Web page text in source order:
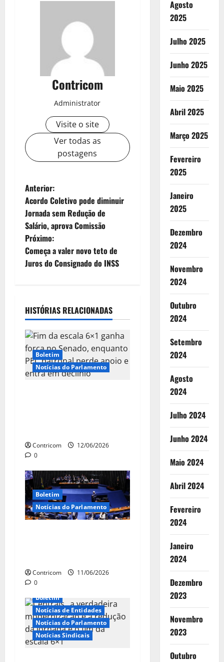
Contricom
Administrator
Visite o site
Ver todas as
postagens
N
a
v
e
ç
ã
o
d
r
t
i
g
Anterior:
Acordo Coletivo pode diminuir
Jornada sem Redução de
Salário, aprova Comissão
Próximo:
Começa a valer novo teto de
Juros do Consignado do INSS
HISTÓRIAS RELACIONADAS
Boletim
Notícias do Parlamento
Contricom
12/06/2026
0
Boletim
Notícias do Parlamento
Contricom
11/06/2026
0
Boletim
Notícias de Entidades
Notícias do Parlamento
Notícias Sindicais
Agosto
2025
Julho 2025
Junho 2025
Maio 2025
Abril 2025
Março 2025
Fevereiro
2025
Janeiro
2025
Dezembro
2024
Novembro
2024
Outubro
2024
Setembro
2024
Agosto
2024
Julho 2024
Junho 2024
Maio 2024
Abril 2024
Fevereiro
2024
Janeiro
2024
Dezembro
2023
Novembro
2023
Outubro